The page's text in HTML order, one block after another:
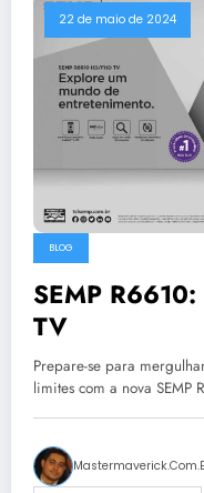
22 de maio de 2024
BLOG
SEMP
TV
Prepare-se para
limites com a nova SEMP